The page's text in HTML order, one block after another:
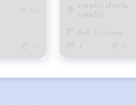
192
ลาดพร้าว เซ็นทรัล
ลาดพร้าว
พื้นที่ : 31.00 ตร.ม.